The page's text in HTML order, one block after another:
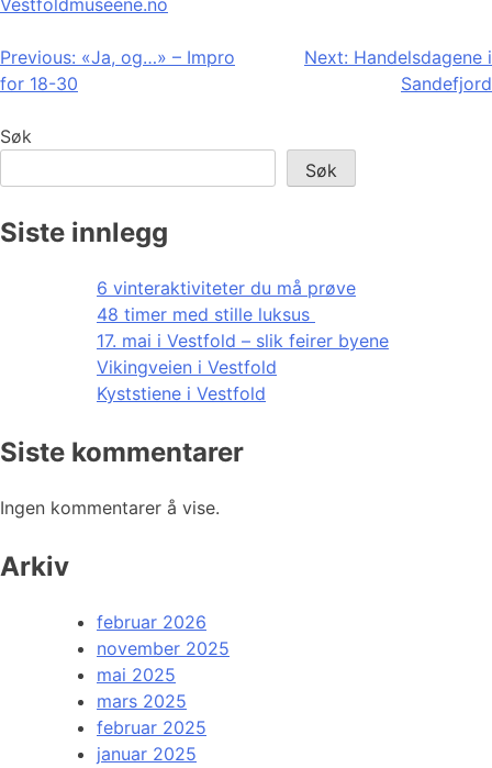
Vestfoldmuseene.no
Innleggsnavigasjon
Previous: «Ja, og…» – Impro
for 18-30
Next: Handelsdagene i
Sandefjord
Søk
Søk
Siste innlegg
6 vinteraktiviteter du må prøve
48 timer med stille luksus
17. mai i Vestfold – slik feirer byene
Vikingveien i Vestfold
Kyststiene i Vestfold
Siste kommentarer
Ingen kommentarer å vise.
Arkiv
februar 2026
november 2025
mai 2025
mars 2025
februar 2025
januar 2025